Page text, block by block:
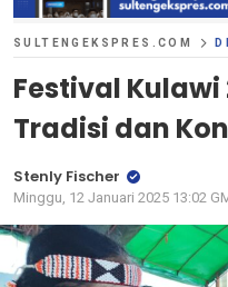
SULTENGEKSPRES.COM
Festival Kulawi
Tradisi dan
Stenly Fischer
Minggu, 12 Januari 2025 13:02